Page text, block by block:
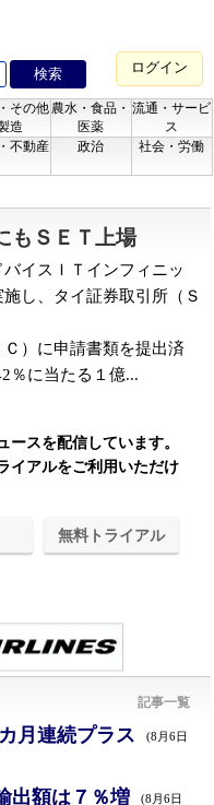
ログイン
その他
造
農水・食品・
医薬
流通・サービ
ス
不動産 政治 社会・労働
もＳＥＴ上場
イスＩＴインフィニッ
し、タイ証券取引所（Ｓ
）に申請書類を提出済
％に当たる１億...
スを配信しています。
イアルをご利用いただけ
無料トライアル
記事一覧
月連続プラス (8月6日
出額は７％増 (8月6日